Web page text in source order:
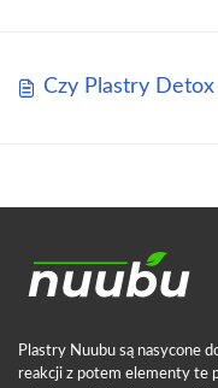
Czy Plastry
Plastry Nuubu są nasycone
reakcji z potem elementy te